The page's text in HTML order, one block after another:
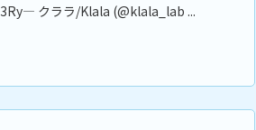
クララ/Klala (@klala_lab ...